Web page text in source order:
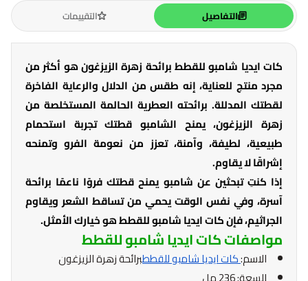
التفاصيل التقييمات
كات ايديا شامبو للقطط برائحة زهرة الزيزغون هو أكثر من
مجرد منتج للعناية، إنه طقس من الدلال والرعاية الفاخرة
لقطتك المدللة. برائحته العطرية الحالمة المستخلصة من
زهرة الزيزغون، يمنح الشامبو قطتك تجربة استحمام
طبيعية، لطيفة، وآمنة، تعزز من نعومة الفرو وتمنحه
إشراقًا لا يقاوم.
إذا كنتِ تبحثين عن شامبو يمنح قطتك فروًا ناعمًا برائحة
آسرة، وفي نفس الوقت يحمي من تساقط الشعر ويقاوم
الجراثيم، فإن كات ايديا شامبو للقطط هو خيارك الأمثل.
مواصفات كات ايديا شامبو للقطط
الاسم:كات ايديا شامبو للقططبرائحة زهرة الزيزغون